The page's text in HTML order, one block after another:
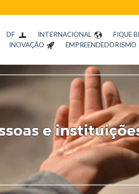
DF INTERNACIONAL FIQUE
INOVAÇÃO EMPREENDEDORISMO